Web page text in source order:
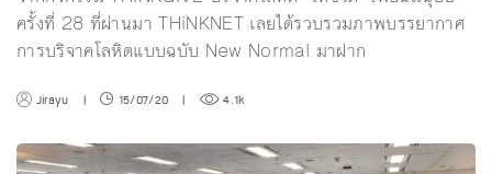
ครั้งที่ 28 ที่ผ่านมา THiNKNET เลยได้รวบรวมภาพบรรยากาศ
การบริจาคโลหิตแบบฉบับ New Normal มาฝาก
Jirayu | 15/07/20 | 4.1k